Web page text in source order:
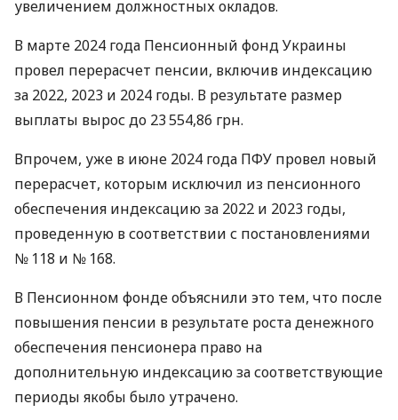
увеличением должностных окладов.
В марте 2024 года Пенсионный фонд Украины
провел перерасчет пенсии, включив индексацию
за 2022, 2023 и 2024 годы. В результате размер
выплаты вырос до 23 554,86 грн.
Впрочем, уже в июне 2024 года ПФУ провел новый
перерасчет, которым исключил из пенсионного
обеспечения индексацию за 2022 и 2023 годы,
проведенную в соответствии с постановлениями
№ 118 и № 168.
В Пенсионном фонде объяснили это тем, что после
повышения пенсии в результате роста денежного
обеспечения пенсионера право на
дополнительную индексацию за соответствующие
периоды якобы было утрачено.